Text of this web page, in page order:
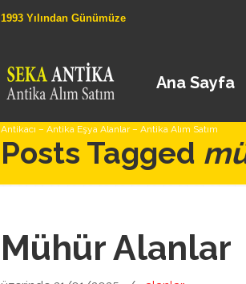
1993 Yılından Günümüze
Antikacı – Antika Eşya Alanlar – Antika Alım Satım
Ana Sayfa
Posts Tagged
Mühür Alanlar